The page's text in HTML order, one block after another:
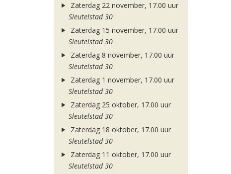
Zaterdag 22 november, 17.00 uur
Sleutelstad 30
Zaterdag 15 november, 17.00 uur
Sleutelstad 30
Zaterdag 8 november, 17.00 uur
Sleutelstad 30
Zaterdag 1 november, 17.00 uur
Sleutelstad 30
Zaterdag 25 oktober, 17.00 uur
Sleutelstad 30
Zaterdag 18 oktober, 17.00 uur
Sleutelstad 30
Zaterdag 11 oktober, 17.00 uur
Sleutelstad 30